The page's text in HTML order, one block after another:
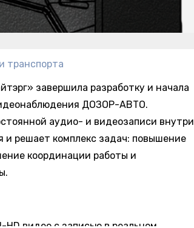
транспорта
завершила разработку и начала
ДОЗОР-АВТО.
аудио- и видеозаписи внутри
и решает комплекс задач: повышение
координации работы и